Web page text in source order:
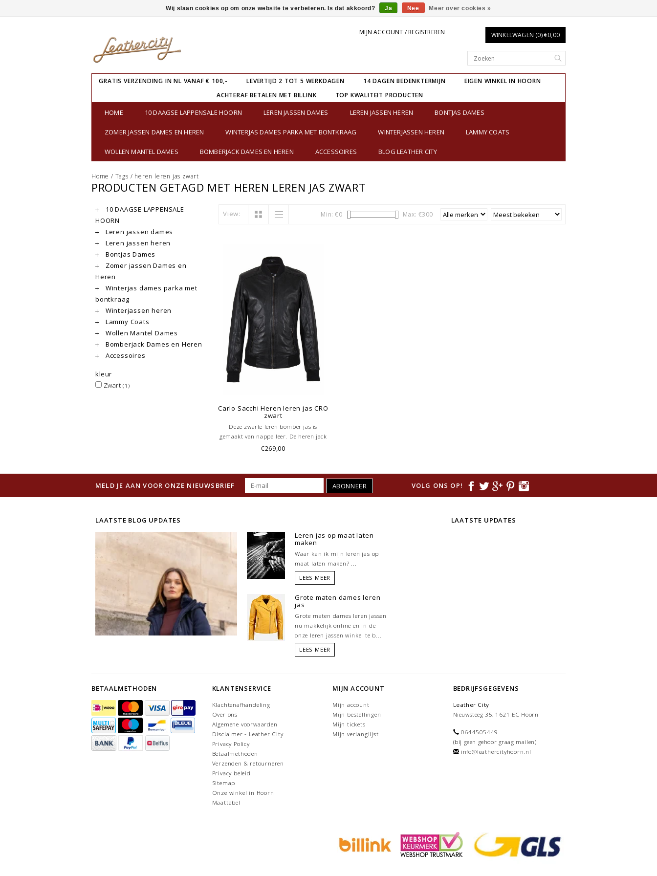
MIJN ACCOUNT / REGISTREREN WINKELWAGEN (0) €0,00
GRATIS VERZENDING IN NL VANAF € 100,- LEVERTIJD 2 TOT 5 WERKDAGEN 14 DAGEN BEDENKTERMIJN
EIGEN WINKEL IN HOORN
ACHTERAF BETALEN MET BILLINK
TOP KWALITEIT PRODUCTEN
HOME 10 DAAGSE LAPPENSALE HOORN LEREN JASSEN DAMES LEREN JASSEN HEREN BONTJAS DAMES
ZOMER JASSEN DAMES EN HEREN WINTERJAS DAMES PARKA MET BONTKRAAG WINTERJASSEN HEREN LAMMY COATS
WOLLEN MANTEL DAMES BOMBERJACK DAMES EN HEREN ACCESSOIRES BLOG LEATHER CITY
Home / Tags / heren leren jas zwart
PRODUCTEN GETAGD MET HEREN LEREN JAS ZWART
10 DAAGSE LAPPENSALE
HOORN
Leren jassen dames
Leren jassen heren
Bontjas Dames
Zomer jassen Dames en
Heren
Winterjas dames parka met
bontkraag
Winterjassen heren
Lammy Coats
Wollen Mantel Dames
Bomberjack Dames en Heren
Accessoires
kleur
Zwart(1)
View: Min: €0 Max: €300
Carlo Sacchi Heren leren jas CRO
zwart
Deze zwarte leren bomber jas is
gemaakt van nappa leer. De heren jack
heeft een ribboord bij de opstaande
en twee binnenzakken. Deze zwarte jack
van geeft een stoere look.
€269,00
MELD JE AAN VOOR ONZE NIEUWSBRIEF ABONNEER VOLG ONS OP!
LAATSTE BLOG UPDATES
Leren jas op maat laten
maken
Waar kan ik mijn leren jas op
maat laten maken? ...
LEES MEER
Grote maten dames leren
jas
Grote maten dames leren jassen
nu makkelijk online en in de
onze leren jassen winkel te b...
LEES MEER
LAATSTE UPDATES
BETAALMETHODEN KLANTENSERVICE
Klachtenafhandeling
Over ons
Algemene voorwaarden
Disclaimer - Leather City
Privacy Policy
Betaalmethoden
Verzenden & retourneren
Privacy beleid
Sitemap
Onze winkel in Hoorn
Maattabel
MIJN ACCOUNT
Mijn account
Mijn bestellingen
Mijn tickets
Mijn verlanglijst
BEDRIJFSGEGEVENS
Leather City
Nieuwsteeg 35, 1621 EC Hoorn
0644505449
(bij geen gehoor graag mailen)
info@leathercityhoorn.nl
Wij slaan cookies op om onze website te verbeteren. Is dat akkoord? Ja Nee Meer over cookies »